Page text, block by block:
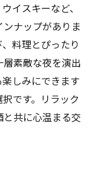
イスキーなど、
ナップがありま
料理とぴったり
素敵な夜を演出
しみにできます
です。リラック
共に心温まる交